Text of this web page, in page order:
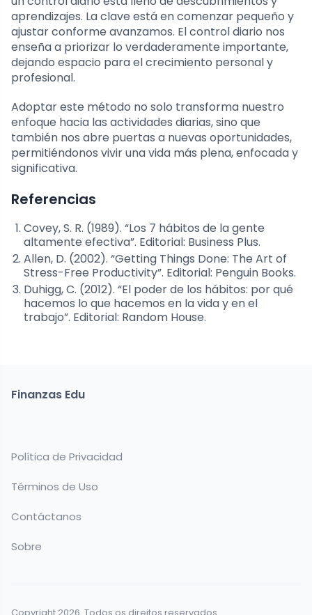
aprendizajes. La clave está en comenzar pequeño y
ajustar conforme avanzamos. El control diario nos
enseña a priorizar lo verdaderamente importante,
dejando espacio para el crecimiento personal y
profesional.
Adoptar este método no solo transforma nuestro
enfoque hacia las actividades diarias, sino que
también nos abre puertas a nuevas oportunidades,
permitiéndonos vivir una vida más plena, enfocada y
significativa.
Referencias
Covey, S. R. (1989). “Los 7 hábitos de la gente
altamente efectiva”. Editorial: Business Plus.
Allen, D. (2002). “Getting Things Done: The Art of
Stress-Free Productivity”. Editorial: Penguin Books.
Duhigg, C. (2012). “El poder de los hábitos: por qué
hacemos lo que hacemos en la vida y en el
trabajo”. Editorial: Random House.
Finanzas Edu
Política de Privacidad
Términos de Uso
Contáctanos
Sobre